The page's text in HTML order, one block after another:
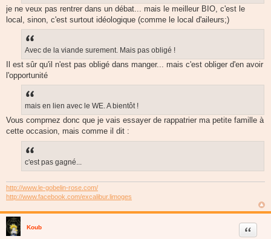
je ne veux pas rentrer dans un débat... mais le meilleur BIO, c'est le
local, sinon, c'est surtout idéologique (comme le local d'aileurs;)
Avec de la viande surement. Mais pas obligé !
Il est sûr qu'il n'est pas obligé dans manger... mais c'est obliger d'en avoir
l'opportunité
mais en lien avec le WE. A bientôt !
Vous comprnez donc que je vais essayer de rappatrier ma petite famille à
cette occasion, mais comme il dit :
c'est pas gagné...
http://www.le-gobelin-rose.com/
http://www.facebook.com/excalibur.limoges
Koub Citer